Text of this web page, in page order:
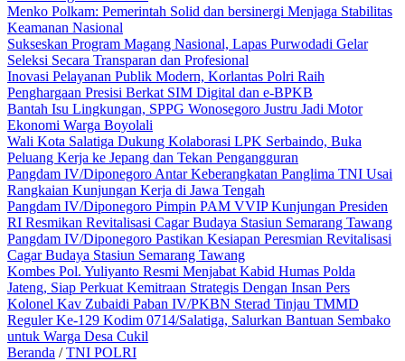
Menko Polkam: Pemerintah Solid dan bersinergi Menjaga Stabilitas
Keamanan Nasional
Sukseskan Program Magang Nasional, Lapas Purwodadi Gelar
Seleksi Secara Transparan dan Profesional
Inovasi Pelayanan Publik Modern, Korlantas Polri Raih
Penghargaan Presisi Berkat SIM Digital dan e-BPKB
Bantah Isu Lingkungan, SPPG Wonosegoro Justru Jadi Motor
Ekonomi Warga Boyolali
Wali Kota Salatiga Dukung Kolaborasi LPK Serbaindo, Buka
Peluang Kerja ke Jepang dan Tekan Pengangguran
Pangdam IV/Diponegoro Antar Keberangkatan Panglima TNI Usai
Rangkaian Kunjungan Kerja di Jawa Tengah
Pangdam IV/Diponegoro Pimpin PAM VVIP Kunjungan Presiden
RI Resmikan Revitalisasi Cagar Budaya Stasiun Semarang Tawang
Pangdam IV/Diponegoro Pastikan Kesiapan Peresmian Revitalisasi
Cagar Budaya Stasiun Semarang Tawang
Kombes Pol. Yuliyanto Resmi Menjabat Kabid Humas Polda
Jateng, Siap Perkuat Kemitraan Strategis Dengan Insan Pers
Kolonel Kav Zubaidi Paban IV/PKBN Sterad Tinjau TMMD
Reguler Ke-129 Kodim 0714/Salatiga, Salurkan Bantuan Sembako
untuk Warga Desa Cukil
Beranda /TNI POLRI